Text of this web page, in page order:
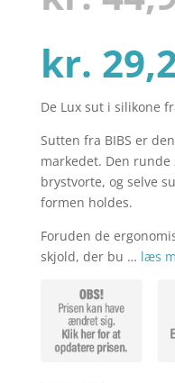
mmelser
kr.
De Lux sut i silikone
Sutten fra BIBS er
markedet. Den
brystvorte, og selve
formen holdes.
Foruden de
skjold, der bu … læs